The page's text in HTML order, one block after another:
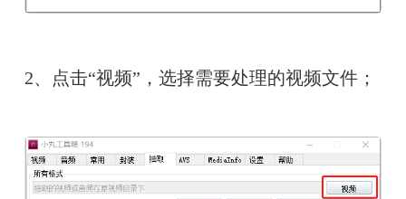
2、点击“视频”，选择需要处理的视频文件；